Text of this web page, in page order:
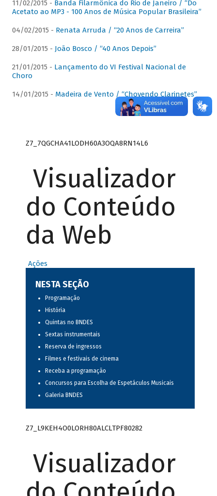
11/02/2015 - Banda Filarmônica do Rio de Janeiro / “Do
Acetato ao MP3 - 100 Anos de Música Popular Brasileira”
04/02/2015 - Renata Arruda / “20 Anos de Carreira”
28/01/2015 - João Bosco / “40 Anos Depois”
21/01/2015 - Lançamento do VI Festival Nacional de
Choro
14/01/2015 - Madeira de Vento / “Chovendo Clarinetes”
Z7_7QGCHA41LODH60A3OQA8RN14L6
Visualizador
do Conteúdo
da Web
Ações
NESTA SEÇÃO
Programação
História
Quintas no BNDES
Sextas instrumentais
Reserva de ingressos
Filmes e festivais de cinema
Receba a programação
Concursos para Escolha de Espetáculos Musicais
Galeria BNDES
Z7_L9KEH4O0LORH80ALCLTPF80282
Visualizador